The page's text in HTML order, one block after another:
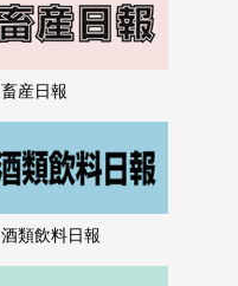
畜産日報
酒類飲料日報